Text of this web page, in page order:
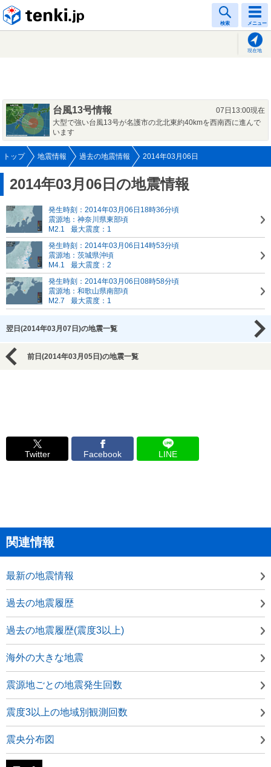
検索 メニュー
現在地
台風13号情報
07日13:00現在
大型で強い台風13号が名護市の北北東約40kmを西南西に進んで
います
トップ 地震情報 過去の地震情報 2014年03月06日
2014年03月06日の地震情報
発生時刻：2014年03月06日18時36分頃
震源地：神奈川県東部頃
M2.1
最大震度：1
発生時刻：2014年03月06日14時53分頃
震源地：茨城県沖頃
M4.1
最大震度：2
発生時刻：2014年03月06日08時58分頃
震源地：和歌山県南部頃
M2.7
最大震度：1
翌日(2014年03月07日)の地震一覧
前日(2014年03月05日)の地震一覧
Twitter Facebook LINE
関連情報
最新の地震情報
過去の地震履歴
過去の地震履歴(震度3以上)
海外の大きな地震
震源地ごとの地震発生回数
震度3以上の地域別観測回数
震央分布図